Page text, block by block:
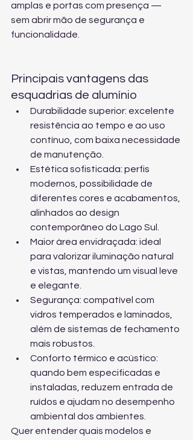
amplas e portas com presença —
sem abrir mão de segurança e
funcionalidade.
Principais vantagens das
esquadrias de alumínio
Durabilidade superior: excelente
resistência ao tempo e ao uso
contínuo, com baixa necessidade
de manutenção.
Estética sofisticada: perfis
modernos, possibilidade de
diferentes cores e acabamentos,
alinhados ao design
contemporâneo do Lago Sul.
Maior área envidraçada: ideal
para valorizar iluminação natural
e vistas, mantendo um visual leve
e elegante.
Segurança: compatível com
vidros temperados e laminados,
além de sistemas de fechamento
mais robustos.
Conforto térmico e acústico:
quando bem especificadas e
instaladas, reduzem entrada de
ruídos e ajudam no desempenho
ambiental dos ambientes.
Quer entender quais modelos e